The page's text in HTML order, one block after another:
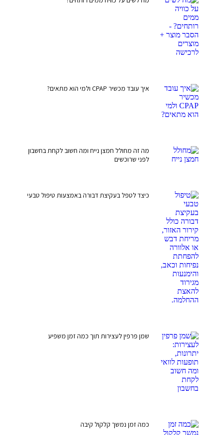
איך עובד מכשיר CPAP ולמי הוא מתאים?
מה זה מחולל חמצן נייח ומה חשוב לקחת בחשבון
לפני שרוכשים
כיצד לטפל בעקיצת דבורה באמצעות טיפול טבעי
שמן פרפין לעצירות תוך כמה זמן משפיע
כמה זמן נמשך קלקול קיבה